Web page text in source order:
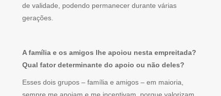
de validade, podendo permanecer durante várias
gerações.
A família e os amigos lhe apoiou nesta empreitada?
Qual fator determinante do apoio ou não deles?
Esses dois grupos – família e amigos – em maioria,